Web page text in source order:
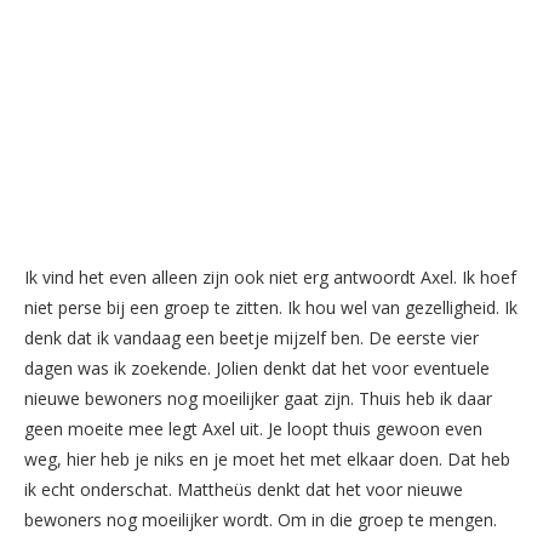
Ik vind het even alleen zijn ook niet erg antwoordt Axel. Ik hoef
niet perse bij een groep te zitten. Ik hou wel van gezelligheid. Ik
denk dat ik vandaag een beetje mijzelf ben. De eerste vier
dagen was ik zoekende. Jolien denkt dat het voor eventuele
nieuwe bewoners nog moeilijker gaat zijn. Thuis heb ik daar
geen moeite mee legt Axel uit. Je loopt thuis gewoon even
weg, hier heb je niks en je moet het met elkaar doen. Dat heb
ik echt onderschat. Mattheüs denkt dat het voor nieuwe
bewoners nog moeilijker wordt. Om in die groep te mengen.